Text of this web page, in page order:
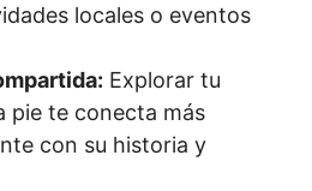
locales o eventos
Explorar tu
pie te conecta más
con su historia y